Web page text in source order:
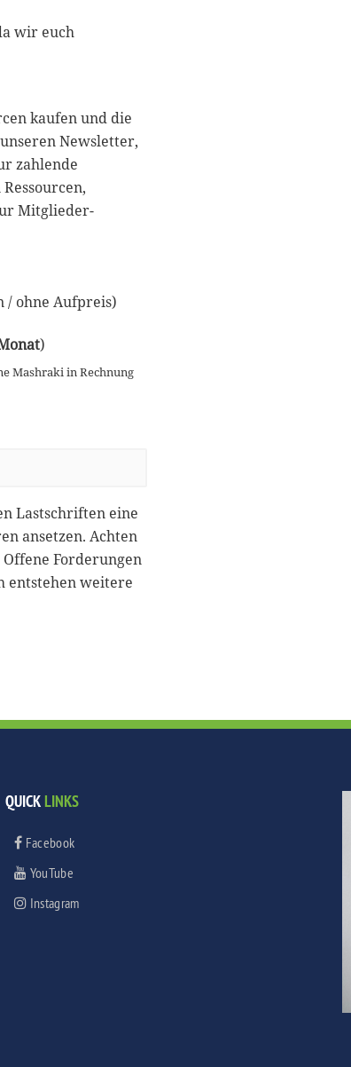
wir euch
kaufen und die
Newsletter,
zahlende
Mitglieder-
/ ohne Aufpreis)
)
Mashraki in Rechnung
Lastschriften eine
ansetzen. Achten
Forderungen
entstehen weitere
QUICKLINKS
Facebook
YouTube
Instagram